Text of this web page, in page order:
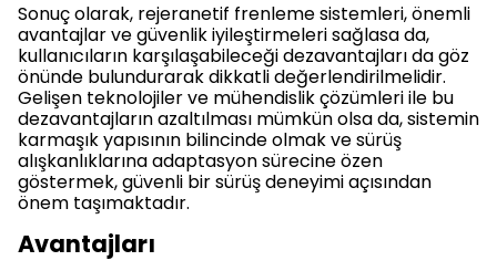
Sonuç olarak, rejeranetif frenleme sistemleri, önemli
avantajlar ve güvenlik iyileştirmeleri sağlasa da,
kullanıcıların karşılaşabileceği dezavantajları da göz
önünde bulundurarak dikkatli değerlendirilmelidir.
Gelişen teknolojiler ve mühendislik çözümleri ile bu
dezavantajların azaltılması mümkün olsa da, sistemin
karmaşık yapısının bilincinde olmak ve sürüş
alışkanlıklarına adaptasyon sürecine özen
göstermek, güvenli bir sürüş deneyimi açısından
önem taşımaktadır.
Avantajları